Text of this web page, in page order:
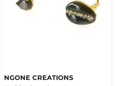
NGONE CREATIONS